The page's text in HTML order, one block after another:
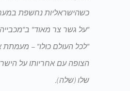
כשהישראליות נחשפת
"על גשר צר מאוד"
"לכל העולם כולו" –
הצופה עם אחריותו על
שלו (שלה).